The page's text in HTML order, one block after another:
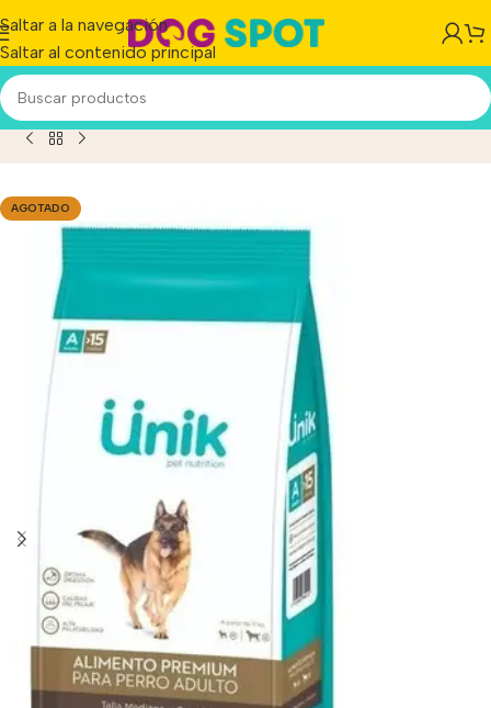
Saltar a la navegación
Saltar al contenido principal
Y Grande x 3 kg+Power Pipeta Antipulgas De Regalo!!
AGOTADO